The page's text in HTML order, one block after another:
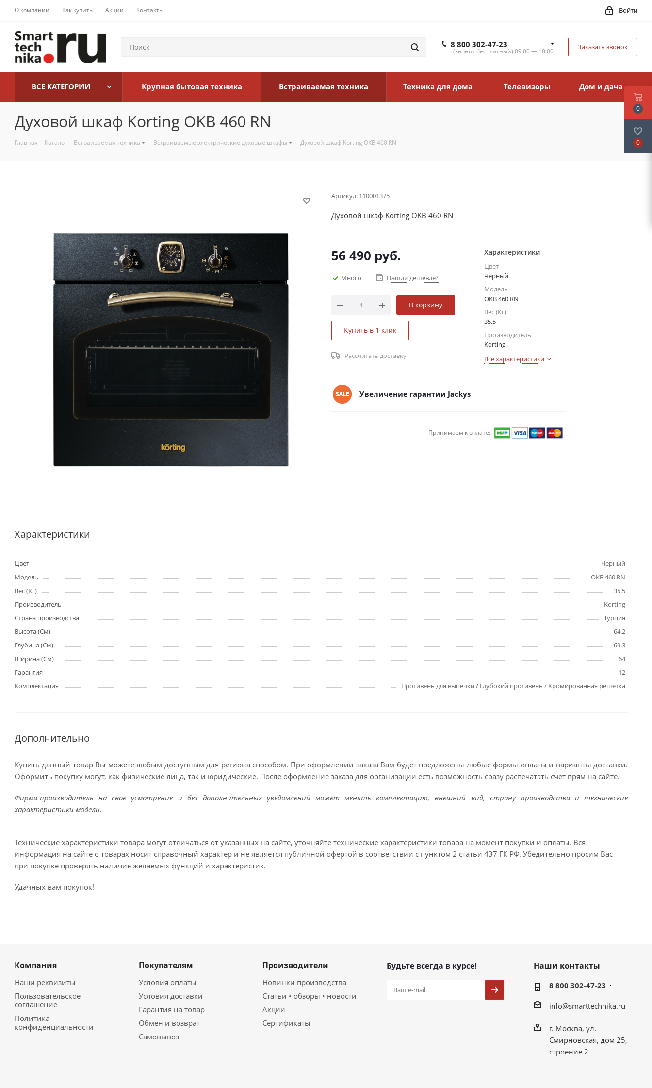
О компании Как купить Акции Контакты Войти
8 800 302-47-23
(звонок бесплатный) 09:00 — 18:00
Заказать звонок
ВСЕ КАТЕГОРИИ Крупная бытовая техника Встраиваемая техника Техника для дома Телевизоры Дом и дача
Духовой шкаф Korting OKB 460 RN
Главная - Каталог - Встраиваемая техника - Встраиваемые электрические духовые шкафы - Духовой шкаф Korting OKB 460 RN
Артикул: 110001375
Духовой шкаф Korting OKB 460 RN
56 490 руб.
Много Нашли дешевле?
В корзину
Купить в 1 клик
Рассчитать доставку
Характеристики
Цвет
Черный
Модель
OKB 460 RN
Вес (Кг)
35.5
Производитель
Korting
Все характеристики
Увеличение гарантии Jackys
Принимаем к оплате:
Характеристики
Цвет
Черный
Модель
OKB 460 RN
Вес (Кг)
35.5
Производитель
Korting
Страна производства
Турция
Высота (См)
64.2
Глубина (См)
69.3
Ширина (См)
64
Гарантия
12
Комплектация
Противень для выпечки / Глубокий противень / Хромированная решетка
Дополнительно
Купить данный товар Вы можете любым доступным для региона способом. При оформлении заказа Вам будет предложены любые формы оплаты и варианты доставки.
Оформить покупку могут, как физические лица, так и юридические. После оформление заказа для организации есть возможность сразу распечатать счет прям на сайте.
Фирма-производитель на свое усмотрение и без дополнительных уведомлений может менять комплектацию, внешний вид, страну производства и технические
характеристики модели.
Технические характеристики товара могут отличаться от указанных на сайте, уточняйте технические характеристики товара на момент покупки и оплаты. Вся
информация на сайте о товарах носит справочный характер и не является публичной офертой в соответствии с пунктом 2 статьи 437 ГК РФ. Убедительно просим Вас
при покупке проверять наличие желаемых функций и характеристик.
Удачных вам покупок!
Компания
Наши реквизиты
Пользовательское
соглашение
Политика
конфиденциальности
Покупателям
Условия оплаты
Условия доставки
Гарантия на товар
Обмен и возврат
Самовывоз
Производители
Новинки производства
Статьи • обзоры • новости
Акции
Сертификаты
Будьте всегда в курсе! Наши контакты
8 800 302-47-23
info@smarttechnika.ru
г. Москва, ул.
Смирновская, дом 25,
строение 2
0
0